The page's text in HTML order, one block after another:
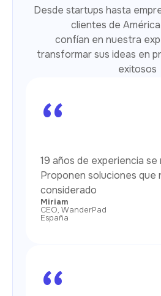
Desde startups hasta
clientes de
confían en nuestra
transformar sus ideas en
exitosos
“
19 años de experiencia se
Proponen soluciones que
considerado
Miriam
CEO, WanderPad
España